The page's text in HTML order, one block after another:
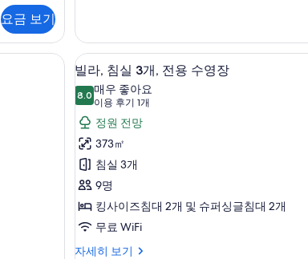
요금 보기
보
기
히
보
기
빌
라,
침
실
3
개,
전
용
수
영
빌라, 침실 3개,
16
빌라, 침실 3개, 전용 수영장
8.08.0점 만점 중 10점
매우 좋아요
이용 후기 1개
(이
용
후
기
개)
정원 전망
373㎡
침실 3개
9명
킹사이즈침대 2개 및 슈퍼싱글침대 2개
무료 WiFi
자세히 보기
빌